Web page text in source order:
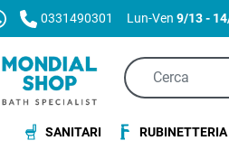
0331490301 Lun-Ven9/13 -
SANITARI RUBINETTERIA